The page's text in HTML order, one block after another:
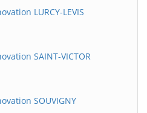
LURCY-LEVIS
SAINT-VICTOR
SOUVIGNY